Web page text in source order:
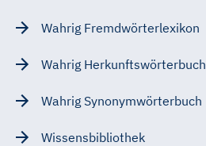
Wahrig Fremdwörterlexikon
Wahrig Herkunftswörterbuch
Wahrig Synonymwörterbuch
Wissensbibliothek